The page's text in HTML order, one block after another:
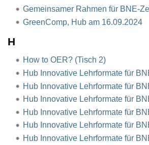
Gemeinsamer Rahmen für BNE-
GreenComp, Hub am 16.09.2024
H
How to OER? (Tisch 2)
Hub Innovative Lehrformate für
Hub Innovative Lehrformate für
Hub Innovative Lehrformate für
Hub Innovative Lehrformate für
Hub Innovative Lehrformate für
Hub Innovative Lehrformate für